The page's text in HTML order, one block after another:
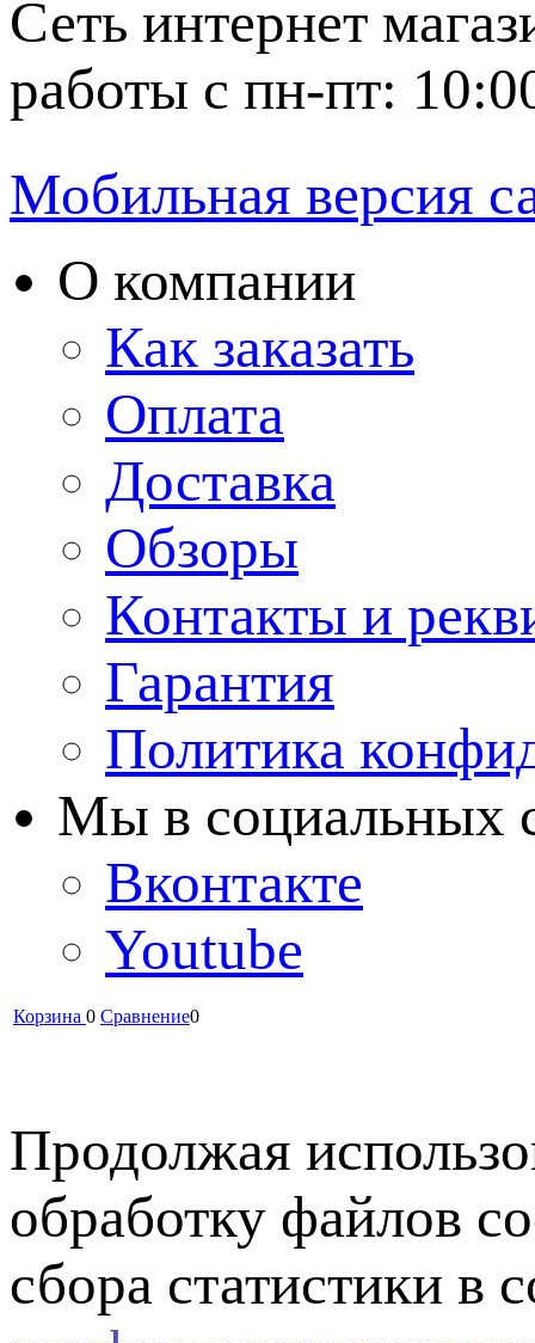
Сеть интернет
работы с пн-пт:
Мобильная версия
О компании
Как заказать
Оплата
Доставка
Обзоры
Контакты и
Гарантия
Политика
Мы в cоциальных
Вконтакте
Youtube
Корзина 0 Сравнение0
Продолжая
обработку файлов
сбора статистики в